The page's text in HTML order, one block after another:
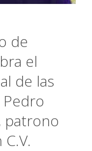
de
el
de las
patrono